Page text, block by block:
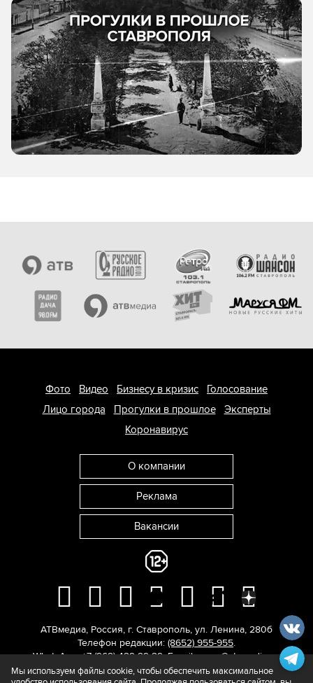
Фото Видео Бизнесу в кризис
Голосование
Лицо города
Прогулки в прошлое
Эксперты
Коронавирус
О компании
Реклама
Вакансии
АТВмедиа, Россия, г. Ставрополь, ул. Ленина, 280б
Телефон редакции: (8652) 955-955.
WhatsApp: +7 (962) 429-29-29. E-mail:news@atvmedia.ru.
© 2017-2026. Все права защищены.
Мы используем файлы cookie, чтобы обеспечить максимальное